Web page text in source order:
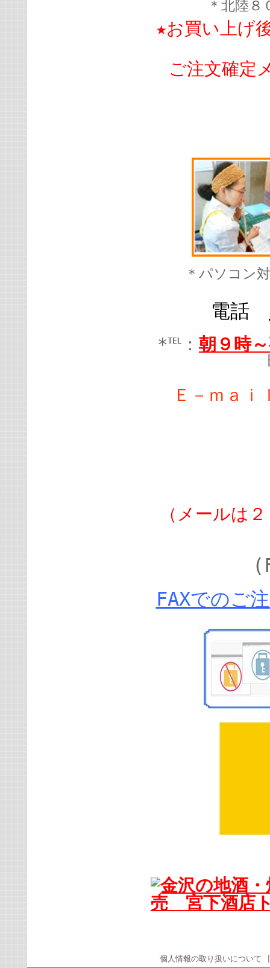
＊北陸
★お買い上げ
ご注文確定
＊パソコン
電話
*℡： 朝９時
Ｅ－ｍａｉ
（メールは
FAXでのご
個人情報の取り扱いについて